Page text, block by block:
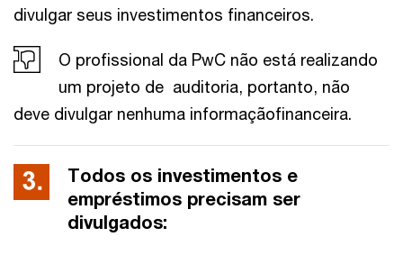
divulgar seus investimentos financeiros.
O profissional da PwC não está realizando
um projeto de auditoria, portanto, não
deve divulgar nenhuma informaçãofinanceira.
Todos os investimentos e
empréstimos precisam ser
divulgados: